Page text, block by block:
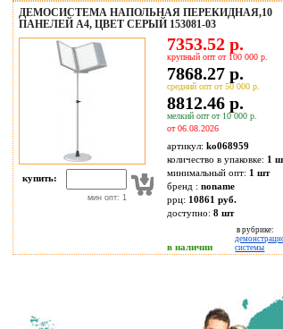
ДЕМОСИСТЕМА НАПОЛЬНАЯ ПЕРЕКИДНАЯ,10
ПАНЕЛЕЙ А4, ЦВЕТ СЕРЫЙ 153081-03
купить:
мин опт: 1
7353.52 р.
крупный опт от 100 000 р.
7868.27 р.
средний опт от 50 000 р.
8812.46 р.
мелкий опт от 10 000 р.
от 06.08.2026
артикул:ko068959
количество в упаковке: 1
минимальный опт: 1 шт
бренд :noname
ррц: 10861 руб.
доступно:8 шт
в наличии
в рубрике:
системы